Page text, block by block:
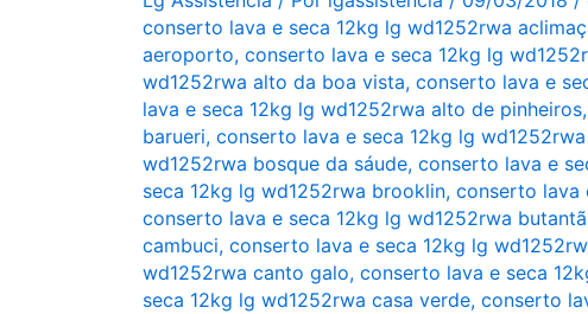
conserto lava e seca 12kg lg wd1252rwa
aeroporto, conserto lava e seca 12kg lg
wd1252rwa alto da boa vista, conserto lava e
lava e seca 12kg lg wd1252rwa alto de pinheiros,
barueri, conserto lava e seca 12kg lg
wd1252rwa bosque da sáude, conserto lava e
seca 12kg lg wd1252rwa brooklin, conserto lava
conserto lava e seca 12kg lg wd1252rwa butantã
cambuci, conserto lava e seca 12kg lg
wd1252rwa canto galo, conserto lava e seca
seca 12kg lg wd1252rwa casa verde, conserto